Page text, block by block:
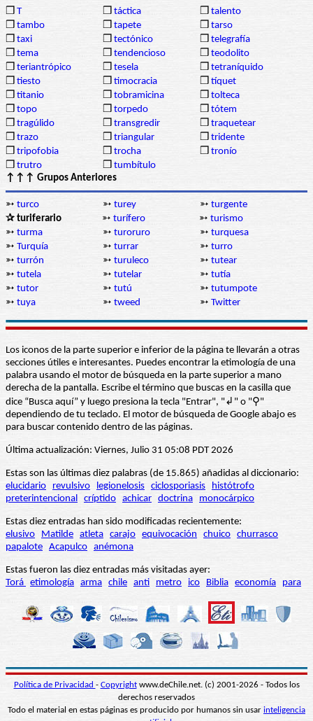
❒ T ❒ táctica ❒ talento
❒ tambo ❒ tapete ❒ tarso
❒ taxi ❒ tectónico ❒ telegrafía
❒ tema ❒ tendencioso ❒ teodolito
❒ teriantrópico ❒ tesela ❒ tetraníquido
❒ tiesto ❒ timocracia ❒ tíquet
❒ titanio ❒ tobramicina ❒ tolteca
❒ topo ❒ torpedo ❒ tótem
❒ tragúlido ❒ transgredir ❒ traquetear
❒ trazo ❒ triangular ❒ tridente
❒ tripofobia ❒ trocha ❒ tronío
❒ trutro ❒ tumbítulo
↑↑↑ Grupos Anteriores
➳ turco ➳ turey ➳ turgente
✰ turiferario
➳ turífero ➳ turismo
➳ turma ➳ turoruro ➳ turquesa
➳ Turquía ➳ turrar ➳ turro
➳ turrón ➳ turuleco ➳ tutear
➳ tutela ➳ tutelar ➳ tutía
➳ tutor ➳ tutú ➳ tutumpote
➳ tuya ➳ tweed ➳ Twitter
Los iconos de la parte superior e inferior de la página te llevarán a otras
secciones útiles e interesantes. Puedes encontrar la etimología de una
palabra usando el motor de búsqueda en la parte superior a mano
derecha de la pantalla. Escribe el término que buscas en la casilla que
dice “Busca aquí” y luego presiona la tecla "Entrar", "↲" o "⚲"
dependiendo de tu teclado. El motor de búsqueda de Google abajo es
para buscar contenido dentro de las páginas.
Última actualización: Viernes, Julio 31 05:08 PDT 2026
Estas son las últimas diez palabras (de 15.865) añadidas al diccionario:
elucidario
revulsivo legionelosis ciclosporiasis
histótrofo
preterintencional críptido achicar doctrina monocárpico
Estas diez entradas han sido modificadas recientemente:
elusivo
Matilde atleta carajo equivocación chuico churrasco
papalote Acapulco anémona
Estas fueron las diez entradas más visitadas ayer:
Torá etimología arma chile anti metro ico Biblia economía para
Política de Privacidad - Copyrightwww.deChile.net. (c) 2001-2026 - Todos los
derechos reservados
Todo el material en estas páginas es producido por humanos sin usar inteligencia